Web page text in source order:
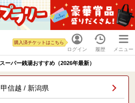
ログイン
購入済チケットはこちら
履歴 メニュー
ーパー銭湯おすすめ（2026年最新）
信越 / 新潟県